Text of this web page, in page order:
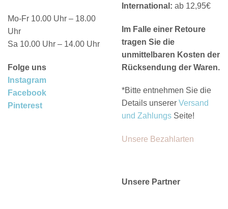
Mo-Fr 10.00 Uhr – 18.00
Uhr
Sa 10.00 Uhr – 14.00 Uhr
Folge uns
Instagram
Facebook
Pinterest
International: ab 12,95€
Im Falle einer Retoure
tragen Sie die
unmittelbaren Kosten der
Rücksendung der Waren.
*Bitte entnehmen Sie die
Details unserer Versand
und Zahlungs Seite!
Unsere Bezahlarten
Unsere Partner